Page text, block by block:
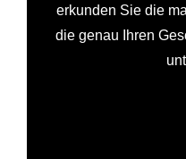
erkunden Sie die
die genau Ihren